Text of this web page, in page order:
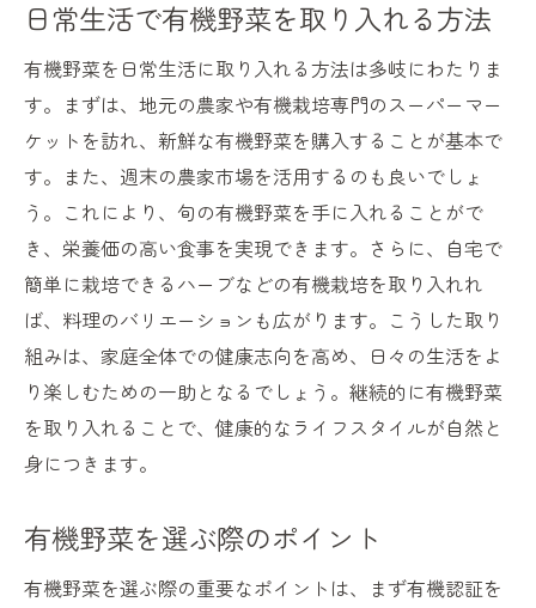
自然のサイクルを活かした栽培法
有機野菜を活用した健康的な調理法
自然を取り入れた食生活の利点
有機野菜で手に入れる体の調和
自然の力で健康を守る知恵
日常生活で有機野菜を取り入れる方法
有機野菜を日常生活に取り入れる方法は多岐にわたりま
す。まずは、地元の農家や有機栽培専門のスーパーマー
ケットを訪れ、新鮮な有機野菜を購入することが基本で
す。また、週末の農家市場を活用するのも良いでしょ
う。これにより、旬の有機野菜を手に入れることがで
き、栄養価の高い食事を実現できます。さらに、自宅で
簡単に栽培できるハーブなどの有機栽培を取り入れれ
ば、料理のバリエーションも広がります。こうした取り
組みは、家庭全体での健康志向を高め、日々の生活をよ
り楽しむための一助となるでしょう。継続的に有機野菜
を取り入れることで、健康的なライフスタイルが自然と
身につきます。
有機野菜を選ぶ際のポイント
有機野菜を選ぶ際の重要なポイントは、まず有機認証を